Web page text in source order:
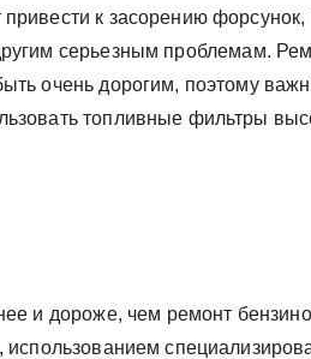
к засорению
серьезным проблемам.
очень дорогим, поэтому
топливные фильтры
и дороже, чем ремонт
использованием